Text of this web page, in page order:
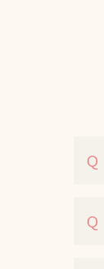
Q
Q